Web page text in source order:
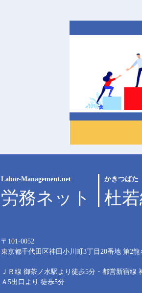
Labor-Management.net
労務ネット
かきつばた
杜
〒101-0052
東京都千代田区神田小川町3丁目20番地 第2龍
ＪＲ線 御茶ノ水駅より徒歩5分・都営新宿線
Ａ5出口より 徒歩5分